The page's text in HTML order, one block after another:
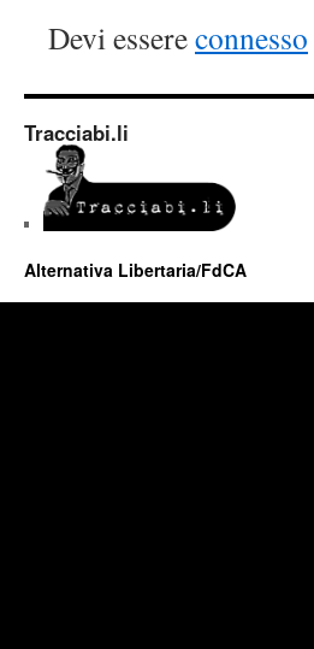
Devi essereconnesso
Tracciabi.li
Alternativa Libertaria/FdCA